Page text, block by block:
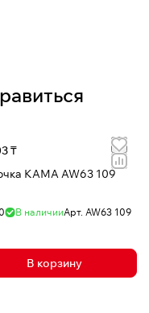
₸
КАМА AW63 109
В наличииАрт. AW63 109
В корзину